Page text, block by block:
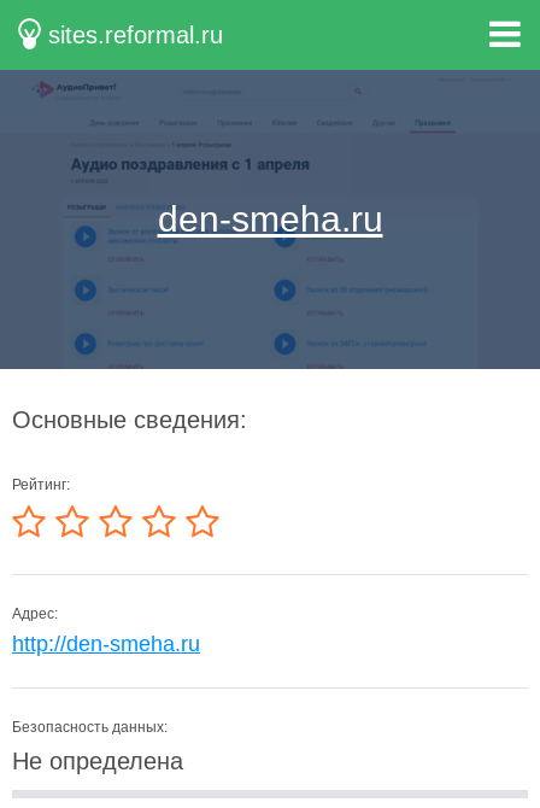
sites.reformal.ru
den-smeha.ru
Основные сведения:
Рейтинг:
Адрес:
http://den-smeha.ru
Безопасность данных:
Не определена